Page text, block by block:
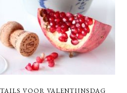
VOOR VALENTIJNSDAG